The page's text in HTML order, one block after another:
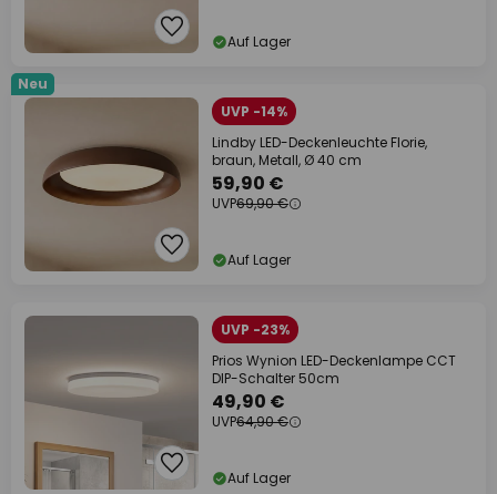
Auf Lager
Neu
UVP -14%
Lindby LED-Deckenleuchte Florie,
braun, Metall, Ø 40 cm
59,90 €
UVP69,90 €
Auf Lager
UVP -23%
Prios Wynion LED-Deckenlampe CCT
DIP-Schalter 50cm
49,90 €
UVP64,90 €
Auf Lager